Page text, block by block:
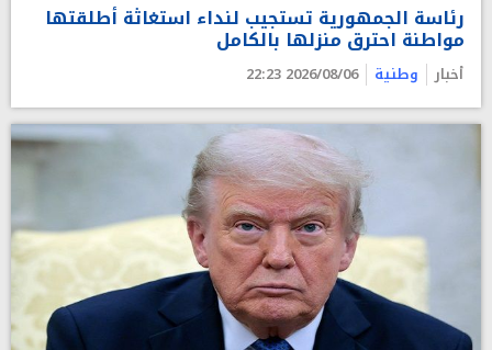
رئاسة الجمهورية تستجيب لنداء استغاثة أطلقتها
مواطنة احترق منزلها بالكامل
أخبار وطنية 2026/08/06 22:23